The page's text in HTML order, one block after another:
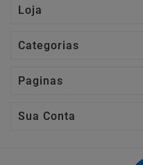
Loja
Categorias
Paginas
Sua Conta